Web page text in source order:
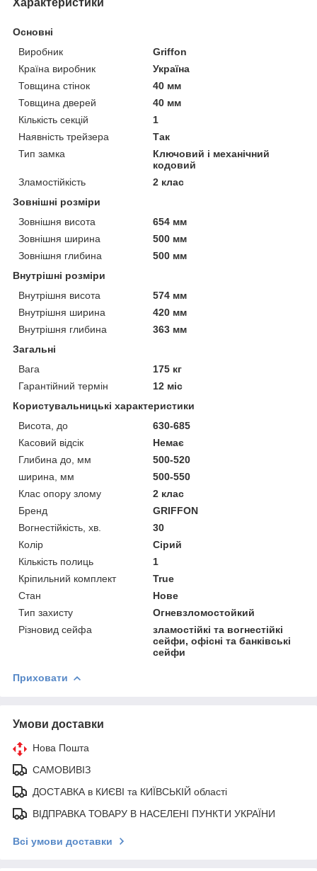
Основні
Виробник
Griffon
Країна виробник
Україна
Товщина стінок
40 мм
Товщина дверей
40 мм
Кількість секцій
1
Наявність трейзера
Так
Тип замка
Ключовий і механічний
кодовий
Зламостійкість
2 клас
Зовнішні розміри
Зовнішня висота
654 мм
Зовнішня ширина
500 мм
Зовнішня глибина
500 мм
Внутрішні розміри
Внутрішня висота
574 мм
Внутрішня ширина
420 мм
Внутрішня глибина
363 мм
Загальні
Вага
175 кг
Гарантійний термін
12 міс
Користувальницькі характеристики
Висота, до
630-685
Касовий відсік
Немає
Глибина до, мм
500-520
ширина, мм
500-550
Клас опору злому
2 клас
Бренд
GRIFFON
Вогнестійкість, хв.
30
Колір
Сірий
Кількість полиць
1
Кріпильний комплект
True
Стан
Нове
Тип захисту
Огневзломостойкий
Різновид сейфа
зламостійкі та вогнестійкі
сейфи, офісні та банківські
сейфи
Приховати
Умови доставки
Нова Пошта
САМОВИВІЗ
ДОСТАВКА в КИЄВІ та КИЇВСЬКІЙ області
ВІДПРАВКА ТОВАРУ В НАСЕЛЕНІ ПУНКТИ УКРАЇНИ
Всі умови доставки